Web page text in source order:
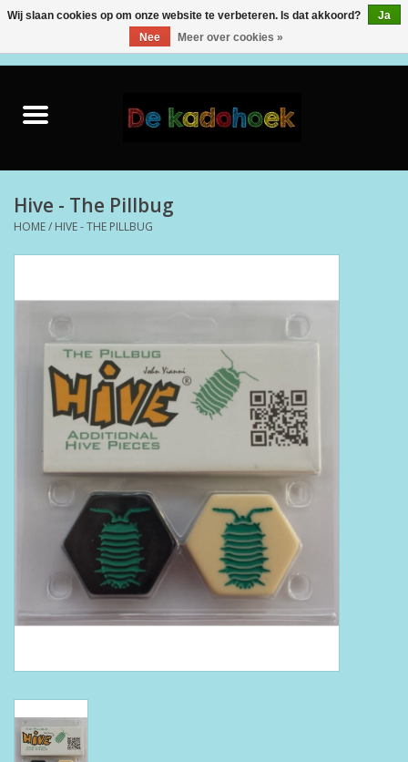
Creatief
Back to School
Puzzels & Spellen
Collectables
Wannahaves
Wens & Postkaarten
Feest
Hive - The Pillbug
HOME/ HIVE - THE PILLBUG
Wij slaan cookies op om onze website te verbeteren. Is dat akkoord?
Ja
Nee
Meer over cookies »